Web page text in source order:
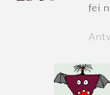
fei